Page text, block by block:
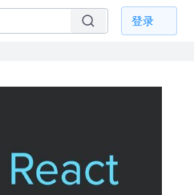
登录